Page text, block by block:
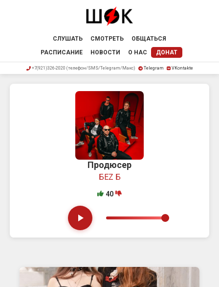
СЛУШАТЬ СМОТРЕТЬ
ОБЩАТЬСЯ
РАСПИСАНИЕ
НОВОСТИ О НАС ДОНАТ
+7(921)326-2020 (телефон/SMS/Telegram/Макс) Telegram VKontakte
Продюсер
БЕZ Б
40